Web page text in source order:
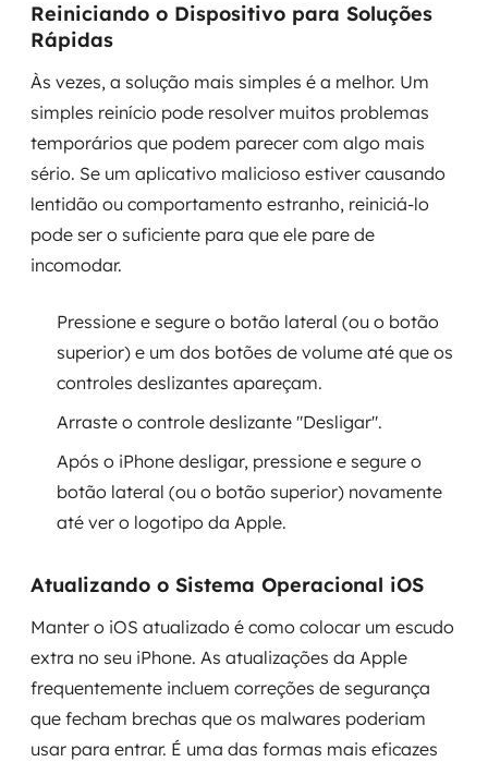
Reiniciando o Dispositivo para Soluções
Rápidas
Às vezes, a solução mais simples é a melhor. Um
simples reinício pode resolver muitos problemas
temporários que podem parecer com algo mais
sério. Se um aplicativo malicioso estiver causando
lentidão ou comportamento estranho, reiniciá-lo
pode ser o suficiente para que ele pare de
incomodar.
Pressione e segure o botão lateral (ou o botão
superior) e um dos botões de volume até que os
controles deslizantes apareçam.
Arraste o controle deslizante "Desligar".
Após o iPhone desligar, pressione e segure o
botão lateral (ou o botão superior) novamente
até ver o logotipo da Apple.
Atualizando o Sistema Operacional iOS
Manter o iOS atualizado é como colocar um escudo
extra no seu iPhone. As atualizações da Apple
frequentemente incluem correções de segurança
que fecham brechas que os malwares poderiam
usar para entrar. É uma das formas mais eficazes